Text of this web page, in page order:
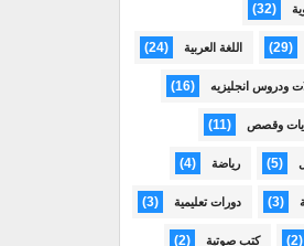
(32)
(29) اللغة العربية (24)
ودروس انجليزيه (16)
وقصص (11)
(5) رياضة (4)
(3) دورات تعليمية (3)
(2) كتب صوتية (2)